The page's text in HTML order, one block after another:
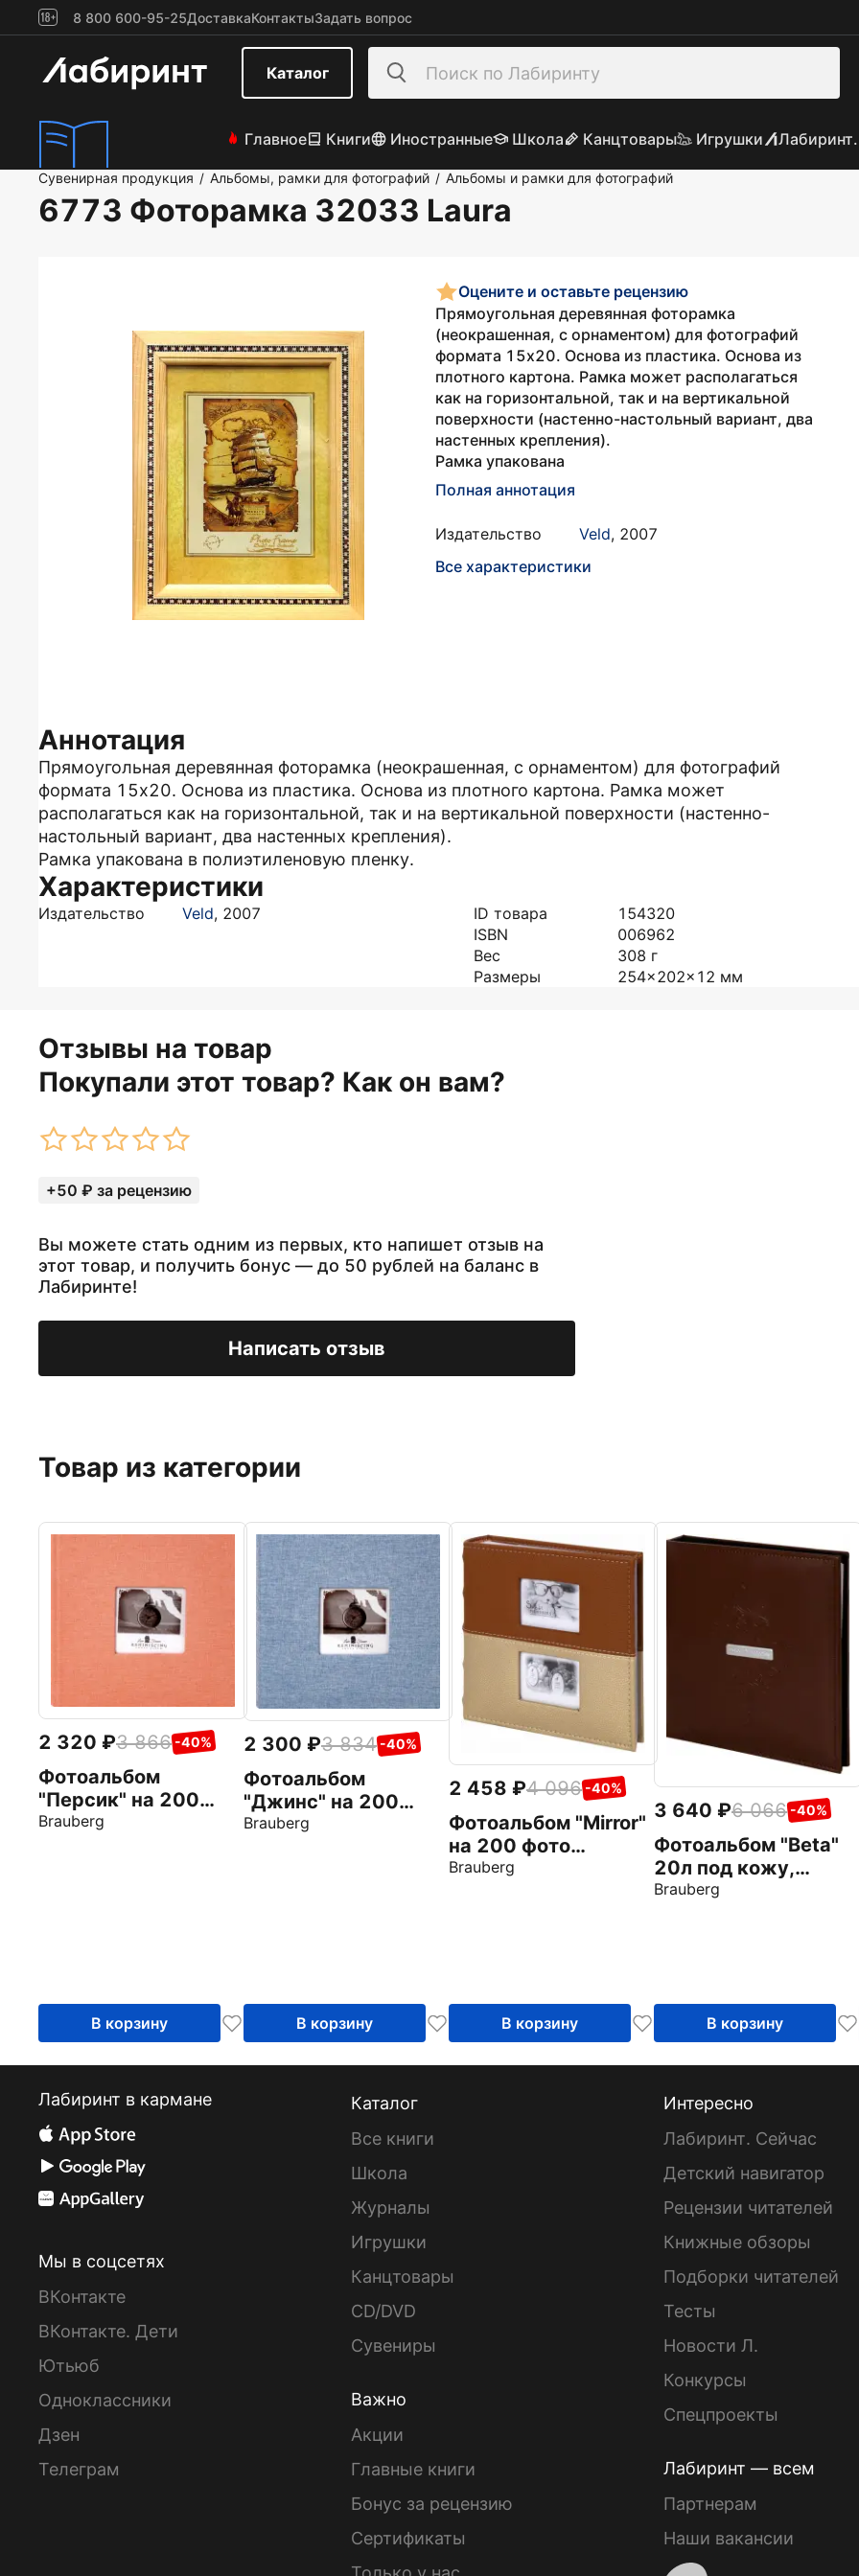
8 800 600-95-25ДоставкаКонтактыЗадать вопрос
Каталог
Главное Книги Иностранные Школа Канцтовары Игрушки
Сувенирная продукция / Альбомы, рамки для фотографий / Альбомы и рамки для фотографий
6773 Фоторамка 32033 Laura
Оцените и оставьте рецензию
Прямоугольная деревянная фоторамка
(неокрашенная, с орнаментом) для фотографий
формата 15х20. Основа из пластика. Основа из
плотного картона. Рамка может располагаться
как на горизонтальной, так и на вертикальной
поверхности (настенно-настольный вариант, два
настенных крепления).
Рамка упакована
Полная аннотация
Издательство Veld, 2007
Все характеристики
Аннотация
Прямоугольная деревянная фоторамка (неокрашенная, с орнаментом) для фотографий
формата 15х20. Основа из пластика. Основа из плотного картона. Рамка может
располагаться как на горизонтальной, так и на вертикальной поверхности (настенно-
настольный вариант, два настенных крепления).
Рамка упакована в полиэтиленовую пленку.
Характеристики
Издательство Veld, 2007 ID товара
154320
ISBN
006962
Вес
308 г
Размеры
254x202x12 мм
Отзывы на товар
Покупали этот товар? Как он вам?
+50 ₽ за рецензию
Вы можете стать одним из первых, кто напишет отзыв на
этот товар, и получить бонус — до 50 рублей на баланс в
Лабиринте!
Написать отзыв
Товар из категории
2 320 3 866 -40%
Фотоальбом
"Персик" на 200
фото, персиковый
Brauberg
В корзину
2 300 3 834 -40%
Фотоальбом
"Джинс" на 200
фото, ткань
Brauberg
В корзину
2 458 4 096 -40%
Фотоальбом "Mirror"
на 200 фото
(391184)
Brauberg
В корзину
3 640 6 066 -40%
Фотоальбом "Beta"
20л под кожу,
коричневый
Brauberg
В корзину
Лабиринт в кармане
Мы в соцсетях
ВКонтакте
ВКонтакте. Дети
Ютьюб
Одноклассники
Дзен
Телеграм
Каталог
Все книги
Школа
Журналы
Игрушки
Канцтовары
CD/DVD
Сувениры
Важно
Акции
Главные книги
Бонус за рецензию
Сертификаты
Интересно
Лабиринт. Сейчас
Детский навигатор
Рецензии читателей
Книжные обзоры
Подборки читателей
Тесты
Новости Л.
Конкурсы
Спецпроекты
Лабиринт — всем
Партнерам
Наши вакансии